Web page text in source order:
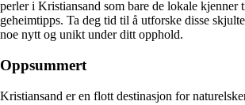
perler i Kristiansand som bare de lokale kjenner
geheimtipps. Ta deg tid til å utforske disse
noe nytt og unikt under ditt opphold.
Oppsummert
Kristiansand er en flott destinasjon for